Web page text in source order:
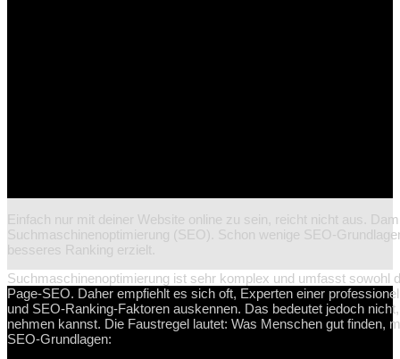
Einfach nur mit deiner Website online zu sein, reicht nicht aus.
Suchmaschinenoptimierung (SEO). Schon wenige SEO-
besseres Ranking erzielt.
Suchmaschinenoptimierung ist sehr komplex und umfasst
Page-SEO. Daher empfiehlt es sich oft, Experten einer
und SEO-Ranking-Faktoren auskennen. Das bedeutet jedoch
nehmen kannst. Die Faustregel lautet: Was Menschen gut finden,
SEO-Grundlagen: